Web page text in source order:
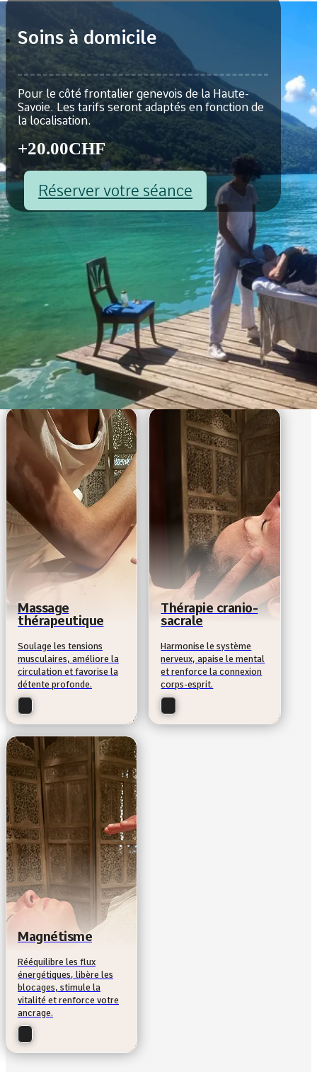
Soins à domicile
Pour le côté frontalier genevois de la Haute-
Savoie. Les tarifs seront adaptés en fonction de
la localisation.
+20.00CHF
Réserver votre séance
Ou découvrez un
Thérapie cranio-
sacrale
Harmonise le système
nerveux, apaise le mental
et renforce la connexion
corps-esprit.
Massage
thérapeutique
Soulage les tensions
musculaires, améliore la
circulation et favorise la
détente profonde.
Magnétisme
Rééquilibre les flux
énergétiques, libère les
blocages, stimule la
vitalité et renforce votre
ancrage.